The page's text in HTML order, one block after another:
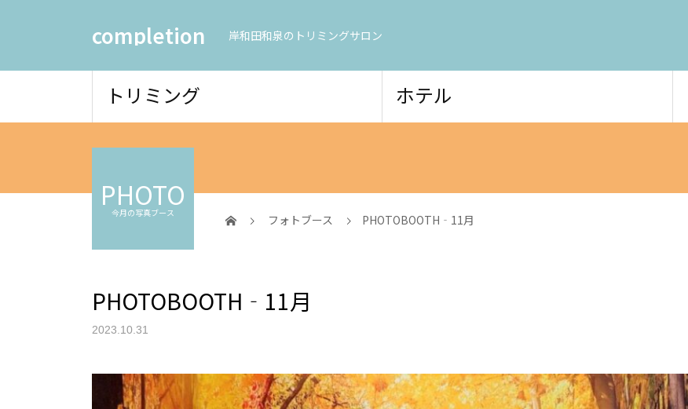
completion 岸和田和泉のトリミングサロン
トリミング ホテル
PHOTO
今月の写真ブース フォトブース PHOTOBOOTH‐11月
PHOTOBOOTH‐11月
2023.10.31